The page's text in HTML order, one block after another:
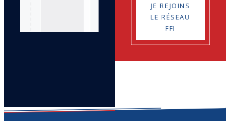
JE REJOINS
LE RÉSEAU
FFI